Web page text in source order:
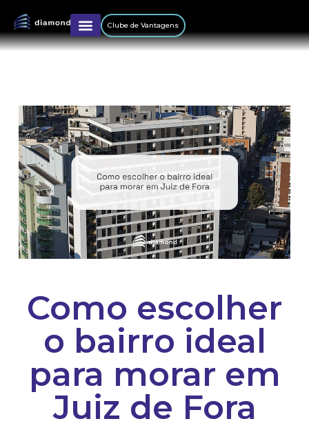
Clube de Vantagens
Como escolher
o bairro ideal
para morar em
Juiz de Fora